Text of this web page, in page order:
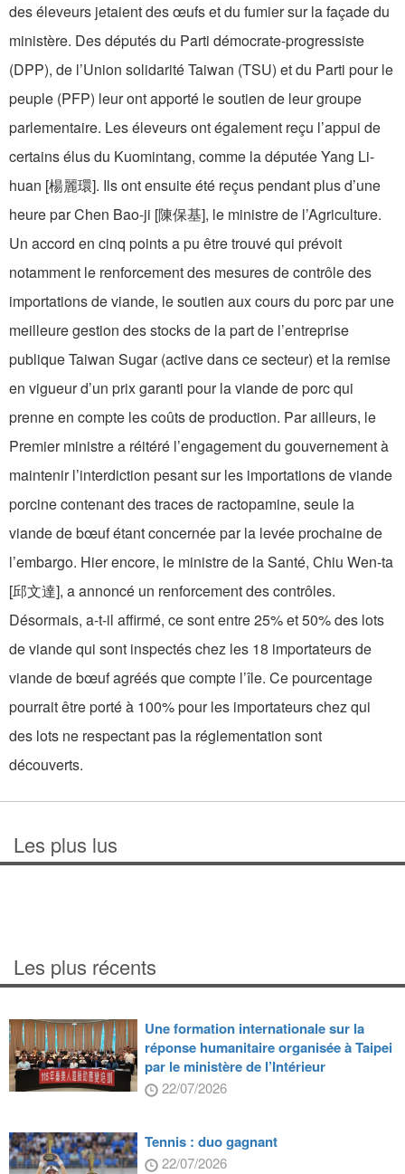
des éleveurs jetaient des œufs et du fumier sur la façade du
ministère. Des députés du Parti démocrate-progressiste
(DPP), de l’Union solidarité Taiwan (TSU) et du Parti pour le
peuple (PFP) leur ont apporté le soutien de leur groupe
parlementaire. Les éleveurs ont également reçu l’appui de
certains élus du Kuomintang, comme la députée Yang Li-
huan [楊麗環]. Ils ont ensuite été reçus pendant plus d’une
heure par Chen Bao-ji [陳保基], le ministre de l’Agriculture.
Un accord en cinq points a pu être trouvé qui prévoit
notamment le renforcement des mesures de contrôle des
importations de viande, le soutien aux cours du porc par une
meilleure gestion des stocks de la part de l’entreprise
publique Taiwan Sugar (active dans ce secteur) et la remise
en vigueur d’un prix garanti pour la viande de porc qui
prenne en compte les coûts de production. Par ailleurs, le
Premier ministre a réitéré l’engagement du gouvernement à
maintenir l’interdiction pesant sur les importations de viande
porcine contenant des traces de ractopamine, seule la
viande de bœuf étant concernée par la levée prochaine de
l’embargo. Hier encore, le ministre de la Santé, Chiu Wen-ta
[邱文達], a annoncé un renforcement des contrôles.
Désormais, a-t-il affirmé, ce sont entre 25% et 50% des lots
de viande qui sont inspectés chez les 18 importateurs de
viande de bœuf agréés que compte l’île. Ce pourcentage
pourrait être porté à 100% pour les importateurs chez qui
des lots ne respectant pas la réglementation sont
découverts.
Les plus lus
Les plus récents
Une formation internationale sur la
réponse humanitaire organisée à Taipei
par le ministère de l’Intérieur
22/07/2026
Tennis : duo gagnant
22/07/2026